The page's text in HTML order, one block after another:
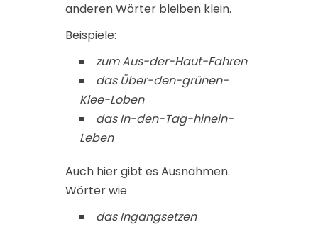
anderen Wörter bleiben klein.
Beispiele:
zum Aus-der-Haut-Fahren
das Über-den-grünen-
Klee-Loben
das In-den-Tag-hinein-
Leben
Auch hier gibt es Ausnahmen.
Wörter wie
das Ingangsetzen